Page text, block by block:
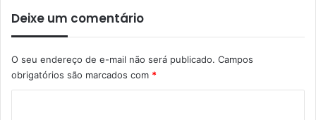
Deixe um comentário
O seu endereço de e-mail não será publicado. Campos
obrigatórios são marcados com *